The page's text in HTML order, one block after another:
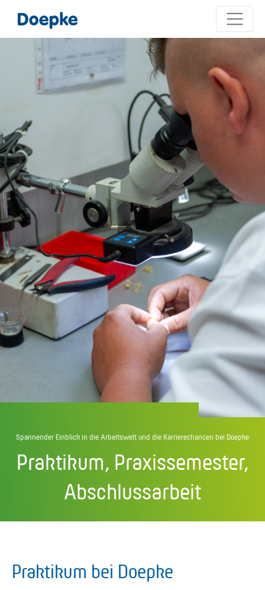
Spannender Einblick in die Arbeitswelt und die Karrierechancen bei Doepke
Praktikum, Praxissemester,
Abschlussarbeit
Praktikum bei Doepke